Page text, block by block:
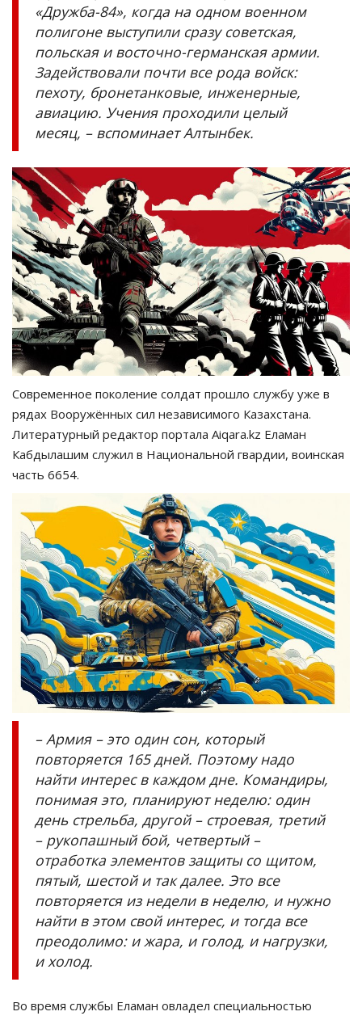
«Дружба-84», когда на одном военном
полигоне выступили сразу советская,
польская и восточно-германская армии.
Задействовали почти все рода войск:
пехоту, бронетанковые, инженерные,
авиацию. Учения проходили целый
месяц, – вспоминает Алтынбек.
Современное поколение солдат прошло службу уже в
рядах Вооружённых сил независимого Казахстана.
Литературный редактор портала Aiqara.kz Еламан
Кабдылашим служил в Национальной гвардии, воинская
часть 6654.
– Армия – это один сон, который
повторяется 165 дней. Поэтому надо
найти интерес в каждом дне. Командиры,
понимая это, планируют неделю: один
день стрельба, другой – строевая, третий
– рукопашный бой, четвертый –
отработка элементов защиты со щитом,
пятый, шестой и так далее. Это все
повторяется из недели в неделю, и нужно
найти в этом свой интерес, и тогда все
преодолимо: и жара, и голод, и нагрузки,
и холод.
Во время службы Еламан овладел специальностью